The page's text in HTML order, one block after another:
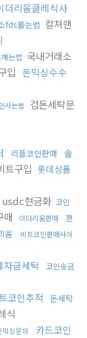
더리움클레식사
fds뚫는법 컬쳐랜
는법 국내거래소
입 돈믹싱수수
사는법
검돈세탁문
리플코인판매
솔
트구입 롯데상품
usdc현금화 코인
매 이더리움판매
핸
움
비트코인판매사이
자금세탁
코인송금
코인추적
돈세탁
식
믹싱문의
카드코인